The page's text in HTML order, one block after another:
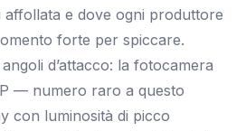
affollata e dove ogni produttore
forte per spiccare.
d’attacco: la fotocamera
— numero raro a questo
con luminosità di picco